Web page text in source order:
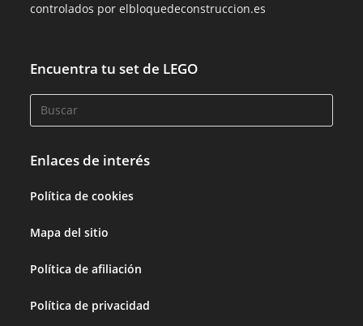
controlados por elbloquedeconstruccion.es
Encuentra tu set de LEGO
Enlaces de interés
Política de cookies
Mapa del sitio
Política de afiliación
Política de privacidad